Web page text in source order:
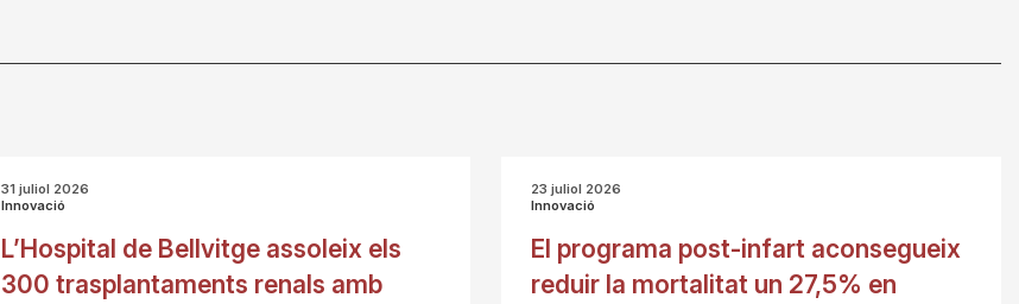
31 juliol 2026
Innovació
L’Hospital de Bellvitge assoleix els
300 trasplantaments renals amb
23 juliol 2026
Innovació
El programa post-infart aconsegueix
reduir la mortalitat un 27,5% en